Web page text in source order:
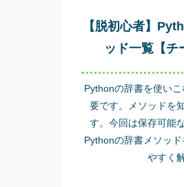
【脱初心者】
ッド一覧【チ
Pythonの辞書を使い
要です。メソッドを
す。今回は保存可能
Pythonの辞書メソッ
やすく